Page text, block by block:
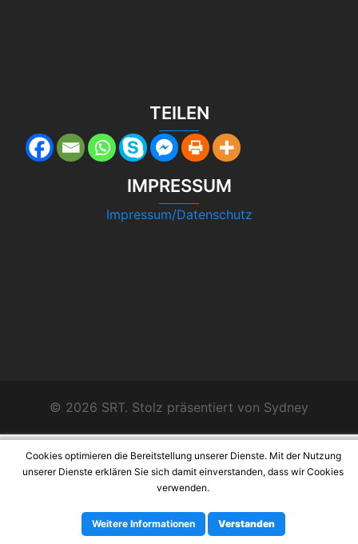
TEILEN
IMPRESSUM
Impressum/Datenschutz
© 2026 SRT. Stolz präsentiert von Sydney
Cookies optimieren die Bereitstellung unserer Dienste. Mit der Nutzung
unserer Dienste erklären Sie sich damit einverstanden, dass wir Cookies
verwenden.
Weitere Informationen Verstanden